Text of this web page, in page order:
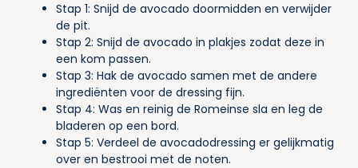
Stap 1: Snijd de avocado doormidden en verwijder
de pit.
Stap 2: Snijd de avocado in plakjes zodat deze in
een kom passen.
Stap 3: Hak de avocado samen met de andere
ingrediënten voor de dressing fijn.
Stap 4: Was en reinig de Romeinse sla en leg de
bladeren op een bord.
Stap 5: Verdeel de avocadodressing er gelijkmatig
over en bestrooi met de noten.